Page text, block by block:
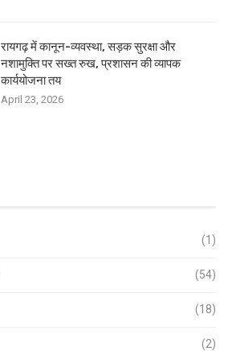
रायगढ़ में कानून-व्यवस्था, सड़क सुरक्षा और
नशामुक्ति पर सख्त रुख, प्रशासन की व्यापक
कार्ययोजना तय
April 23, 2026
(1)
(54)
(18)
(2)